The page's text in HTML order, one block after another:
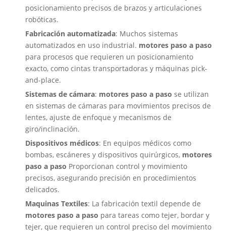
posicionamiento precisos de brazos y articulaciones
robóticas.
Fabricación automatizada: Muchos sistemas
automatizados en uso industrial. motores paso a paso
para procesos que requieren un posicionamiento
exacto, como cintas transportadoras y máquinas pick-
and-place.
Sistemas de cámara: motores paso a paso se utilizan
en sistemas de cámaras para movimientos precisos de
lentes, ajuste de enfoque y mecanismos de
giro/inclinación.
Dispositivos médicos: En equipos médicos como
bombas, escáneres y dispositivos quirúrgicos, motores
paso a paso Proporcionan control y movimiento
precisos, asegurando precisión en procedimientos
delicados.
Maquinas Textiles: La fabricación textil depende de
motores paso a paso para tareas como tejer, bordar y
tejer, que requieren un control preciso del movimiento